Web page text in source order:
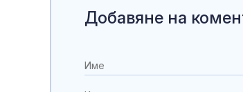
Добавяне на